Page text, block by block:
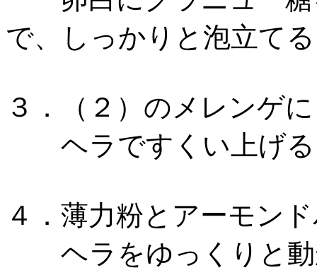
で、しっかりと泡立てる
３．（２）のメレンゲ
ヘラですくい上げる
４．薄力粉とアーモン
ヘラをゆっくりと動